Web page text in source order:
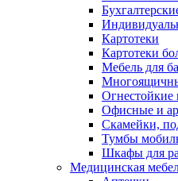
Картотеки
Картотеки
Мебель для
Офисные и
Скамейки,
Тумбы
Шкафы для
Медицинская